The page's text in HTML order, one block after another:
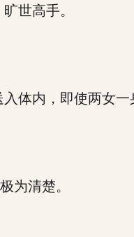
世高手。
内，即使两女一
为清楚。